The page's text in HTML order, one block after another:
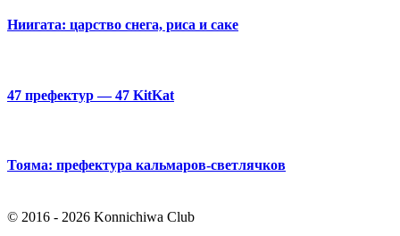
Ниигата: царство снега, риса и саке
47 префектур — 47 KitKat
Тояма: префектура кальмаров-светлячков
© 2016 - 2026 Konnichiwa Club